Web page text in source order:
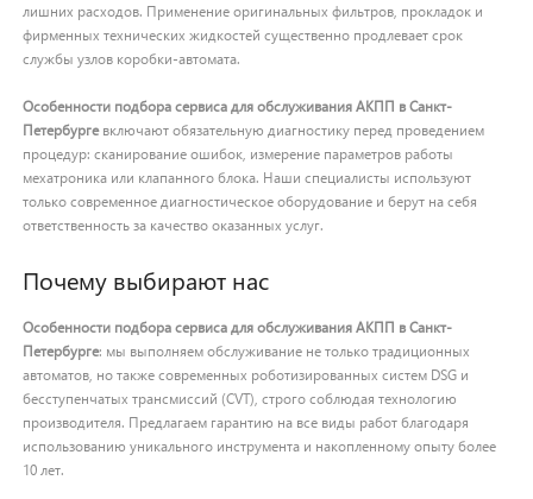
лишних расходов. Применение оригинальных фильтров, прокладок и
фирменных технических жидкостей существенно продлевает срок
службы узлов коробки-автомата.
Особенности подбора сервиса для обслуживания АКПП в Санкт-
Петербургевключают обязательную диагностику перед проведением
процедур: сканирование ошибок, измерение параметров работы
мехатроника или клапанного блока. Наши специалисты используют
только современное диагностическое оборудование и берут на себя
ответственность за качество оказанных услуг.
Почему выбирают нас
Особенности подбора сервиса для обслуживания АКПП в Санкт-
Петербурге: мы выполняем обслуживание не только традиционных
автоматов, но также современных роботизированных систем DSG и
бесступенчатых трансмиссий (CVT), строго соблюдая технологию
производителя. Предлагаем гарантию на все виды работ благодаря
использованию уникального инструмента и накопленному опыту более
10 лет.